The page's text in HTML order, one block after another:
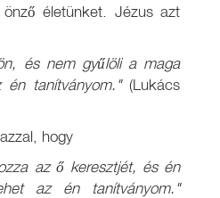
életünket. Jézus azt
és nem gyűlöli a maga
tanítványom." (Lukács
hogy
az ő keresztjét, és én
az én tanítványom."